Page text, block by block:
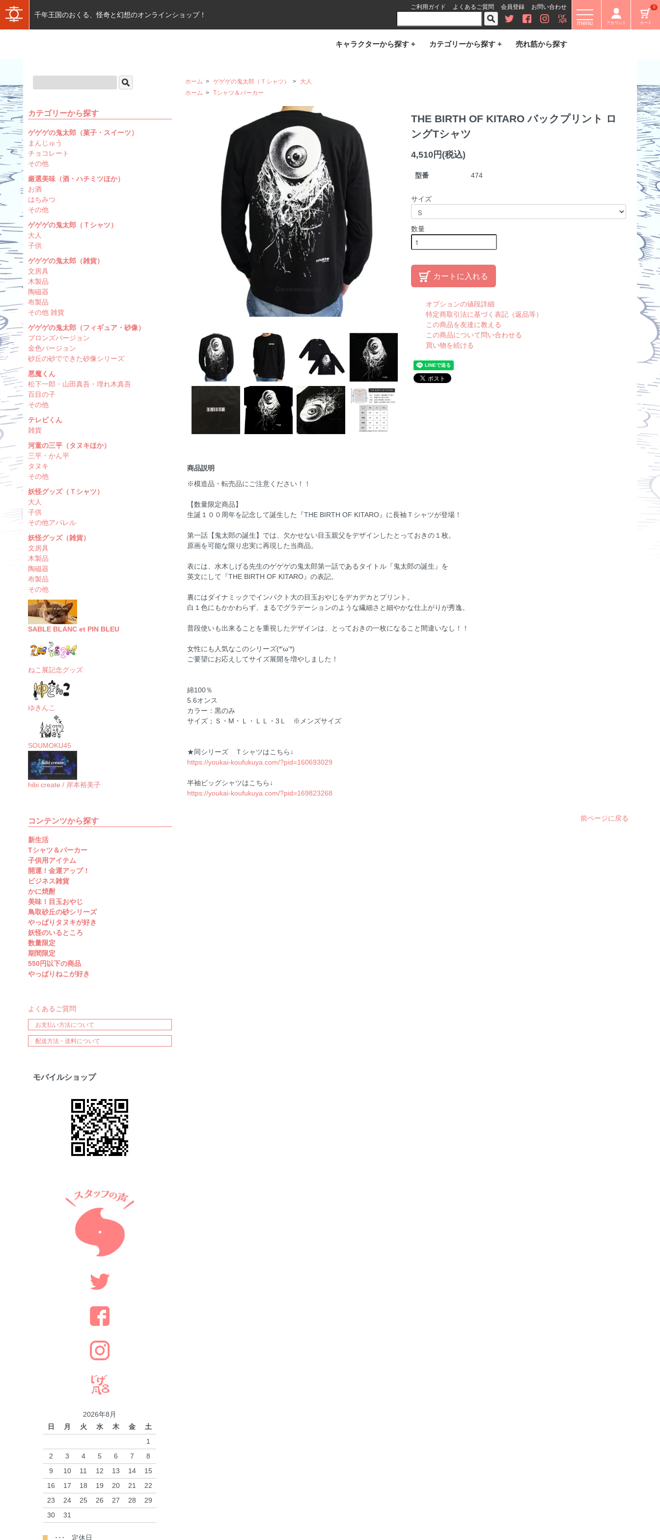
ご利用ガイド よくあるご質問 会員登録 お問い合わせ
千年王国のおくる、怪奇と幻想のオンラインショップ！
menu アカウント カート
0
キャラクターから探す + カテゴリーから探す + 売れ筋から探す
ホーム > ゲゲゲの鬼太郎（Ｔシャツ） >
大人
ホーム > Tシャツ＆パーカー
THE BIRTH OF KITARO バックプリント ロ
ングTシャツ
4,510円(税込)
型番 474
サイズ
数量
カートに入れる
オプションの値段詳細
特定商取引法に基づく表記（返品等）
この商品を友達に教える
この商品について問い合わせる
買い物を続ける
商品説明
※模造品・転売品にご注意ください！！
【数量限定商品】
生誕１００周年を記念して誕生した『THE BIRTH OF KITARO』に長袖Ｔシャツが登場！
第一話【鬼太郎の誕生】では、欠かせない目玉親父をデザインしたとっておきの１枚。
原画を可能な限り忠実に再現した当商品。
表には、水木しげる先生のゲゲゲの鬼太郎第一話であるタイトル『鬼太郎の誕生』を
英文にして『THE BIRTH OF KITARO』の表記。
裏にはダイナミックでインパクト大の目玉おやじをデカデカとプリント。
白１色にもかかわらず、まるでグラデーションのような繊細さと細やかな仕上がりが秀逸。
普段使いも出来ることを重視したデザインは、とっておきの一枚になること間違いなし！！
女性にも人気なこのシリーズ(*'ω'*)
ご要望にお応えしてサイズ展開を増やしました！
綿100％
5.6オンス
カラー：黒のみ
サイズ；Ｓ・M・Ｌ・ＬＬ・3Ｌ ※メンズサイズ
★同シリーズ Ｔシャツはこちら↓
https://youkai-koufukuya.com/?pid=160693029
半袖ビッグシャツはこちら↓
https://youkai-koufukuya.com/?pid=169823268
前ページに戻る
カテゴリーから探す
ゲゲゲの鬼太郎（菓子・スイーツ）
まんじゅう
チョコレート
その他
厳選美味（酒・ハチミツほか）
お酒
はちみつ
その他
ゲゲゲの鬼太郎（Ｔシャツ）
大人
子供
ゲゲゲの鬼太郎（雑貨）
文房具
木製品
陶磁器
布製品
その他 雑貨
ゲゲゲの鬼太郎（フィギュア・砂像）
ブロンズバージョン
金色バージョン
砂丘の砂でできた砂像シリーズ
悪魔くん
松下一郎・山田真吾・埋れ木真吾
百目の子
その他
テレビくん
雑貨
河童の三平（タヌキほか）
三平・かん平
タヌキ
その他
妖怪グッズ（Ｔシャツ）
大人
子供
その他アパレル
妖怪グッズ（雑貨）
文房具
木製品
陶磁器
布製品
その他
SABLE BLANC et PIN BLEU
ねこ展記念グッズ
ゆきんこ
SOUMOKU45
hibi create / 岸本裕美子
コンテンツから探す
新生活
Tシャツ＆パーカー
子供用アイテム
開運！金運アップ！
ビジネス雑貨
かに焼酎
美味！目玉おやじ
鳥取砂丘の砂シリーズ
やっぱりタヌキが好き
妖怪のいるところ
数量限定
期間限定
550円以下の商品
やっぱりねこが好き
よくあるご質問
お支払い方法について
配送方法・送料について
モバイルショップ
2026年8月
日
月 火 水 木 金
土
1
2
3 4 5 6 7
8
9
10 11 12 13 14
15
16
17 18 19 20 21
22
23
24 25 26 27 28
29
30
31
･･･ 定休日